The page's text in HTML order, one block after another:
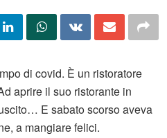
di covid. È un ristoratore
aprire il suo ristorante in
E sabato scorso aveva
a mangiare felici.